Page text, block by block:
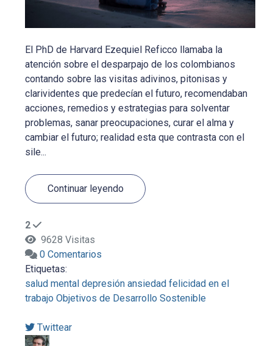
El PhD de Harvard Ezequiel Reficco llamaba la
atención sobre el desparpajo de los colombianos
contando sobre las visitas adivinos, pitonisas y
clarividentes que predecían el futuro, recomendaban
acciones, remedios y estrategias para solventar
problemas, sanar preocupaciones, curar el alma y
cambiar el futuro; realidad esta que contrasta con el
sile...
Continuar leyendo
2
9628 Visitas
0 Comentarios
Etiquetas:
salud mental depresión ansiedad felicidad en el
trabajo Objetivos de Desarrollo Sostenible
Twittear